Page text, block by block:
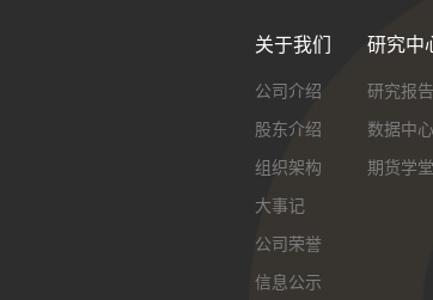
关于我们
公司介绍
股东介绍
组织架构
大事记
公司荣誉
信息公示
研究中
研究报告
数据中心
期货学堂